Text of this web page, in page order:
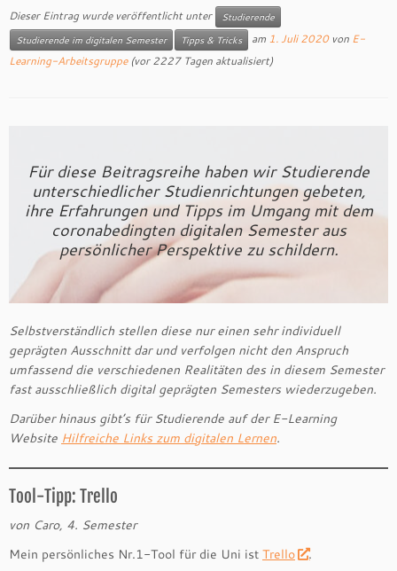
Dieser Eintrag wurde veröffentlicht unter
Studierende
Studierende im digitalen Semester
Tipps & Tricks am 1. Juli 2020 von E-
Learning-Arbeitsgruppe(vor 2227 Tagen aktualisiert)
Für diese Beitragsreihe haben wir Studierende
unterschiedlicher Studienrichtungen gebeten,
ihre Erfahrungen und Tipps im Umgang mit dem
coronabedingten digitalen Semester aus
persönlicher Perspektive zu schildern.
Selbstverständlich stellen diese nur einen sehr individuell
geprägten Ausschnitt dar und verfolgen nicht den Anspruch
umfassend die verschiedenen Realitäten des in diesem Semester
fast ausschließlich digital geprägten Semesters wiederzugeben.
Darüber hinaus gibt’s für Studierende auf der E-Learning
Website Hilfreiche Links zum digitalen Lernen.
Tool-Tipp: Trello
von Caro, 4. Semester
Mein persönliches Nr.1-Tool für die Uni ist Trello
.